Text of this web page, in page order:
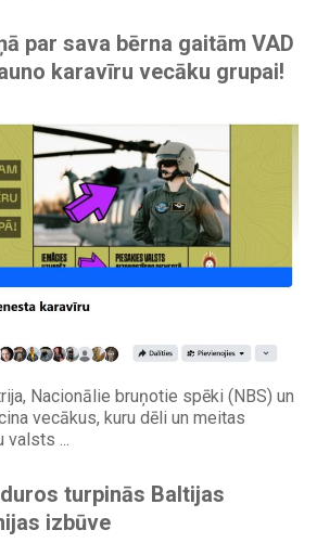
par sava bērna gaitām VAD
karavīru vecāku grupai!
Nacionālie bruņotie spēki (NBS) un
vecākus, kuru dēli un meitas
valsts ...
turpinās Baltijas
izbūve